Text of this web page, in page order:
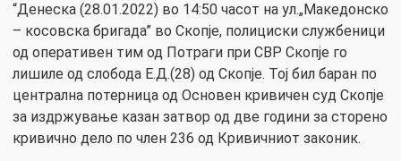
“Денеска (28.01.2022) во 14:50 часот на ул.„Македонско
– косовска бригада” во Скопје, полициски службеници
од оперативен тим од Потраги при СВР Скопје го
лишиле од слобода Е.Д.(28) од Скопје. Тој бил баран по
централна потерница од Основен кривичен суд Скопје
за издржување казан затвор од две години за сторено
кривично дело по член 236 од Кривичниот законик.